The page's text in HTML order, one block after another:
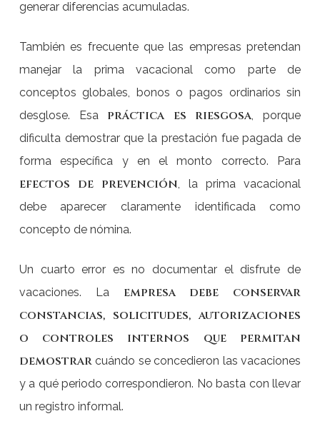
generar diferencias acumuladas.
También es frecuente que las empresas pretendan
manejar la prima vacacional como parte de
conceptos globales, bonos o pagos ordinarios sin
desglose. Esa práctica es riesgosa, porque
dificulta demostrar que la prestación fue pagada de
forma específica y en el monto correcto. Para
efectos de prevención, la prima vacacional
debe aparecer claramente identificada como
concepto de nómina.
Un cuarto error es no documentar el disfrute de
vacaciones. La empresa debe conservar
constancias, solicitudes, autorizaciones
o controles internos que permitan
demostrarcuándo se concedieron las vacaciones
y a qué periodo correspondieron. No basta con llevar
un registro informal.